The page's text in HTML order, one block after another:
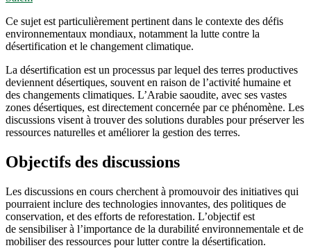
Ce sujet est particulièrement pertinent dans le contexte des défis
environnementaux mondiaux, notamment la lutte contre la
désertification et le changement climatique.
La désertification est un processus par lequel des terres productives
deviennent désertiques, souvent en raison de l’activité humaine et
des changements climatiques. L’Arabie saoudite, avec ses vastes
zones désertiques, est directement concernée par ce phénomène. Les
discussions visent à trouver des solutions durables pour préserver les
ressources naturelles et améliorer la gestion des terres.
Objectifs des discussions
Les discussions en cours cherchent à promouvoir des initiatives qui
pourraient inclure des technologies innovantes, des politiques de
conservation, et des efforts de reforestation. L’objectif est
de sensibiliser à l’importance de la durabilité environnementale et de
mobiliser des ressources pour lutter contre la désertification.